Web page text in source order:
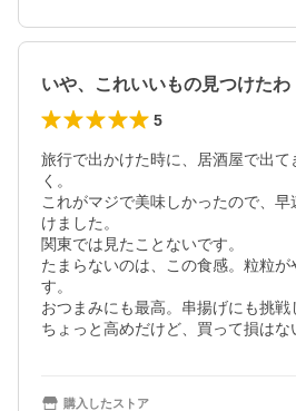
いや、これいいもの見つけたわ
5
旅行で出かけた時に、居酒屋で出て
く。
これがマジで美味しかったので、
けました。
関東では見たことないです。
たまらないのは、この食感。粒粒が
す。
おつまみにも最高。串揚げにも挑戦
ちょっと高めだけど、買って損はな
購入したストア